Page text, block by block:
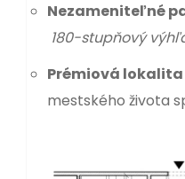
Nezameniteľné
180-stupňový
Prémiová
mestského života